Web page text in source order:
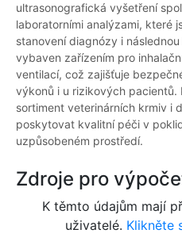
ultrasonografická vyšetření
laboratorními analýzami, které
stanovení diagnózy i
vybaven zařízením pro
ventilací, což zajišťuje
výkonů i u rizikových pacientů.
sortiment veterinárních krmiv i
poskytovat kvalitní péči v
uzpůsobeném prostředí.
Zdroje pro
K těmto údajům mají
uživatelé. Klikněte